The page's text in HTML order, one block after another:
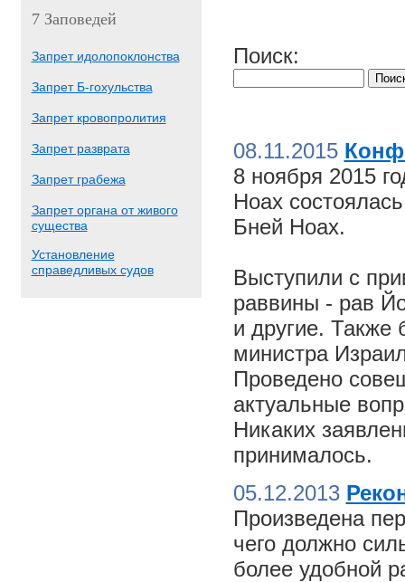
7 Заповедей
Запрет идолопоклонства
Запрет Б-гохульства
Запрет кровопролития
Запрет разврата
Запрет грабежа
Запрет органа от живого
существа
Установление
справедливых судов
Поиск:
08.11.2015
8 ноября 2015
Ноах
Бней Ноах.
Выступили с
раввины - рав
и другие. Также
министра
Проведено
актуальные
Никаких
принималось.
05.12.2013
Произведена
чего должно
более удобной